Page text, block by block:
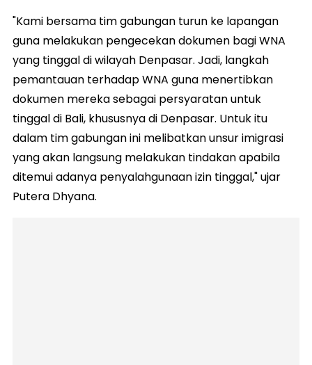
"Kami bersama tim gabungan turun ke lapangan
guna melakukan pengecekan dokumen bagi WNA
yang tinggal di wilayah Denpasar. Jadi, langkah
pemantauan terhadap WNA guna menertibkan
dokumen mereka sebagai persyaratan untuk
tinggal di Bali, khususnya di Denpasar. Untuk itu
dalam tim gabungan ini melibatkan unsur imigrasi
yang akan langsung melakukan tindakan apabila
ditemui adanya penyalahgunaan izin tinggal," ujar
Putera Dhyana.